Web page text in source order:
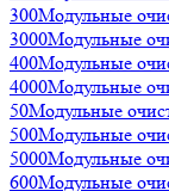
300Модульные
3000Модульные
400Модульные
4000Модульные
50Модульные
500Модульные
5000Модульные
600Модульные